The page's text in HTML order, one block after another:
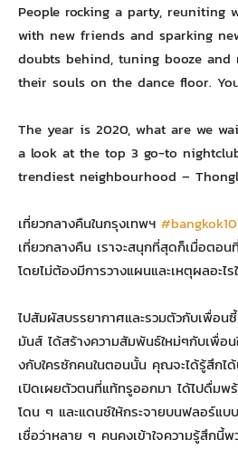
People rocking a party, reuniting
with new friends and sparking
doubts behind, tuning booze and
their souls on the dance floor.
The year is 2020, what are we
a look at the top 3 go-to
trendiest neighbourhood –
เที่ยวกลางคืนในกรุงเทพฯ
เที่ยวกลางคืน เราจะสนุกที่สุดก็เมื่อตอน
โดยไม่ต้องมีการวางแผนและเหตุผลอะไ
ไปสัมผัสบรรยากาศและรวมตัวกับเพื่อน
มันส์ ได้สร้างความสัมพันธ์ใหม่ๆกับเพื่อ
งกับใครซักคนในตอนนั้น คุณจะได้รู้สึกไ
เปิดเผยตัวตนที่แท้ทรูออกมา ได้ไปดื่ม
โดน ๆ และแดนซ์ให้กระจายบนฟลอร์แบ
เชื่อว่าหลาย ๆ คนคงเข้าใจความรู้สึกนี้